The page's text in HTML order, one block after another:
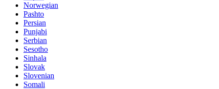
Norwegian
Pashto
Persian
Punjabi
Serbian
Sesotho
Sinhala
Slovak
Slovenian
Somali